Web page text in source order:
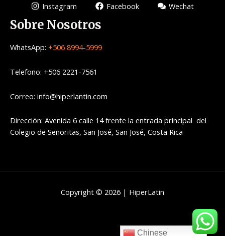
Instagram Facebook Wechat
Sobre Nosotros
WhatsApp: +506 8994-5999
Telefono: +506 2221-7561
Correo: info@hiperlantin.com
Dirección: Avenida 6 calle 14 frente la entrada principal del
Colegio de Señoritas, San José, San José, Costa Rica
Copyright © 2026 | HiperLatin
Chinese